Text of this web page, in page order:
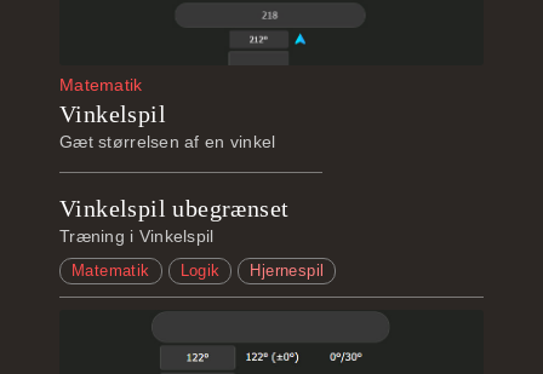
Matematik
Vinkelspil
Gæt størrelsen af en vinkel
Vinkelspil ubegrænset
Træning i Vinkelspil
Matematik Logik Hjernespil